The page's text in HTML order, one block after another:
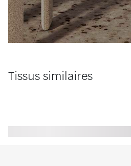
Tissus similaires